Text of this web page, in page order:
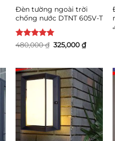
Đèn tường ngoài trời
chống nước DTNT 605V-T
Được xếp
480,000₫ Giá
gốc
325,000₫Giá
hiện
325,000